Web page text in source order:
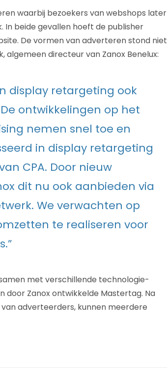
waarbij bezoekers van webshops later
beide gevallen hoeft de publisher
De vormen van adverteren stond niet
algemeen directeur van Zanox Benelux:
display retargeting ook
ontwikkelingen op het
nemen snel toe en
in display retargeting
CPA. Door nieuw
dit nu ook aanbieden via
We verwachten op
te realiseren voor
met verschillende technologie-
Zanox ontwikkelde Mastertag. Na
adverteerders, kunnen meerdere